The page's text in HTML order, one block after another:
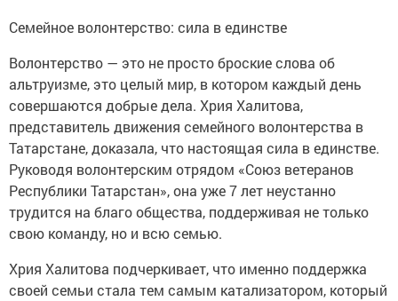
Семейное волонтерство: сила в единстве
Волонтерство — это не просто броские слова об
альтруизме, это целый мир, в котором каждый день
совершаются добрые дела. Хрия Халитова,
представитель движения семейного волонтерства в
Татарстане, доказала, что настоящая сила в единстве.
Руководя волонтерским отрядом «Союз ветеранов
Республики Татарстан», она уже 7 лет неустанно
трудится на благо общества, поддерживая не только
свою команду, но и всю семью.
Хрия Халитова подчеркивает, что именно поддержка
своей семьи стала тем самым катализатором, который